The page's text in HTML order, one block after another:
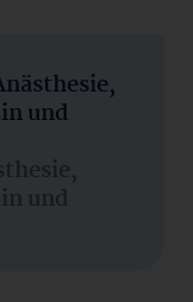
und
und